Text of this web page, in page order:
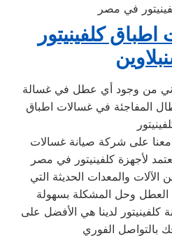
كلفينيتور
من وجود أي عطل في غسالة
المفاجئة في غسالات اطباق
على شركة صيانة غسالات
والمعدات الحديثة التي
وحل المشكلة بسهولة
كلفينيتور لدينا هي الأفضل على
بالتواصل الفوري